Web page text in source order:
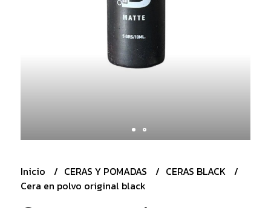
Inicio CERAS Y POMADAS
CERAS BLACK
Cera en polvo original black